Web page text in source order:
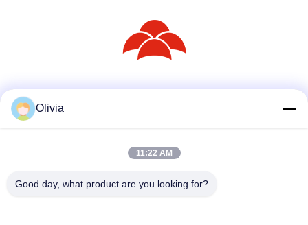
Snel contact
Telefoon
Olivia
11:22 AM
Good day, what product are you looking for?